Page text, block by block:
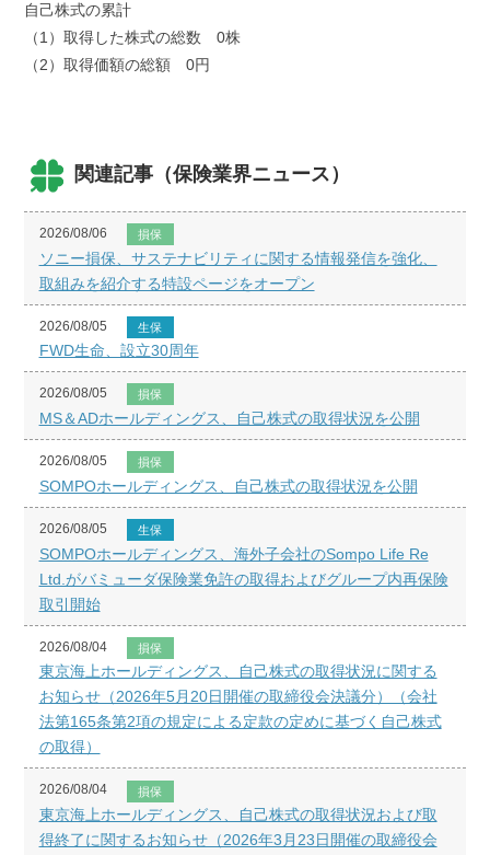
自己株式の累計
（1）取得した株式の総数 0株
（2）取得価額の総額 0円
関連記事（保険業界ニュース）
2026/08/06 損保
ソニー損保、サステナビリティに関する情報発信を強化、
取組みを紹介する特設ページをオープン
2026/08/05 生保
FWD生命、設立30周年
2026/08/05 損保
MS＆ADホールディングス、自己株式の取得状況を公開
2026/08/05 損保
SOMPOホールディングス、自己株式の取得状況を公開
2026/08/05 生保
SOMPOホールディングス、海外子会社のSompo Life Re
Ltd.がバミューダ保険業免許の取得およびグループ内再保険
取引開始
2026/08/04 損保
東京海上ホールディングス、自己株式の取得状況に関する
お知らせ（2026年5月20日開催の取締役会決議分）（会社
法第165条第2項の規定による定款の定めに基づく自己株式
の取得）
2026/08/04 損保
東京海上ホールディングス、自己株式の取得状況および取
得終了に関するお知らせ（2026年3月23日開催の取締役会